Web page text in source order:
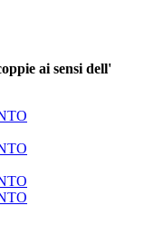
ai sensi dell'